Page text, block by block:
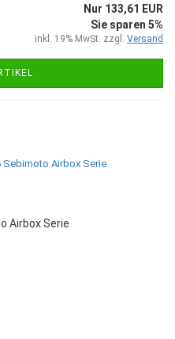
Nur 133,61 EUR
Sie sparen 5%
inkl. 19% MwSt. zzgl. Versand
Airbox Serie